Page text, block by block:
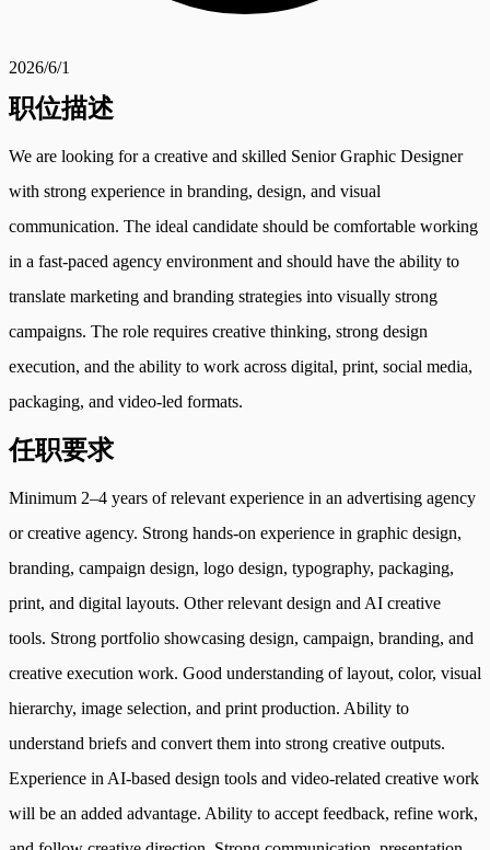
2026/6/1
职位描述
We are looking for a creative and skilled Senior Graphic Designer
with strong experience in branding, design, and visual
communication. The ideal candidate should be comfortable working
in a fast-paced agency environment and should have the ability to
translate marketing and branding strategies into visually strong
campaigns. The role requires creative thinking, strong design
execution, and the ability to work across digital, print, social media,
packaging, and video-led formats.
任职要求
Minimum 2–4 years of relevant experience in an advertising agency
or creative agency. Strong hands-on experience in graphic design,
branding, campaign design, logo design, typography, packaging,
print, and digital layouts. Other relevant design and AI creative
tools. Strong portfolio showcasing design, campaign, branding, and
creative execution work. Good understanding of layout, color, visual
hierarchy, image selection, and print production. Ability to
understand briefs and convert them into strong creative outputs.
Experience in AI-based design tools and video-related creative work
will be an added advantage. Ability to accept feedback, refine work,